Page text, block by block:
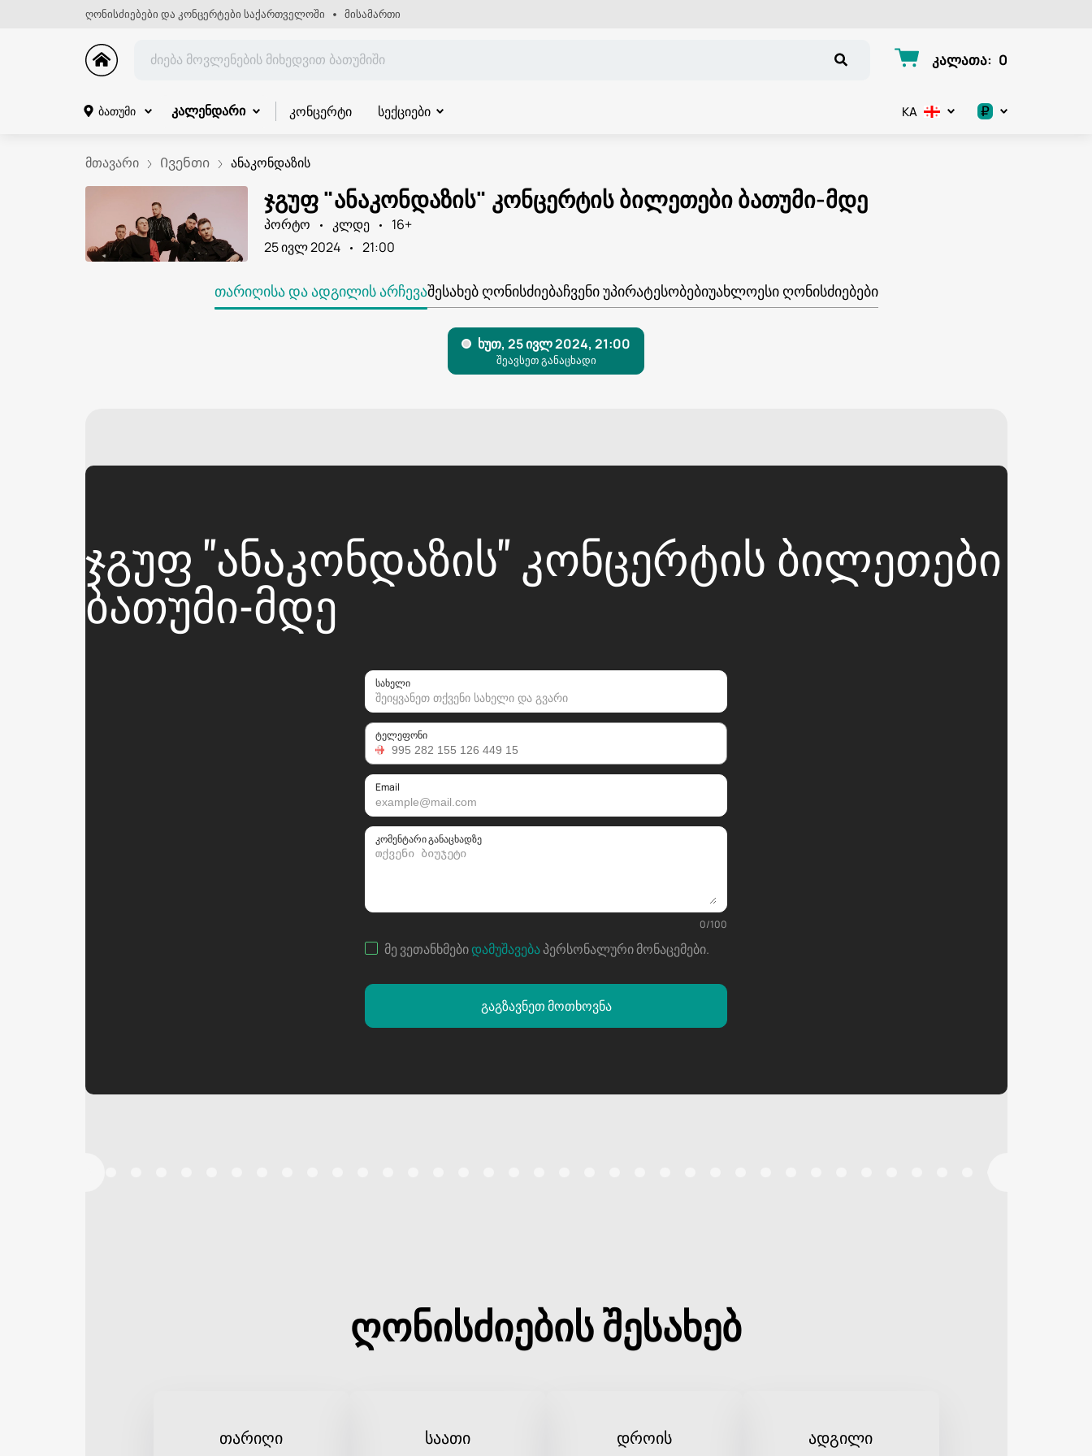
ღონისძიებები და კონცერტები საქართველოში მისამართი
კალათა: 0
ბათუმი კალენდარი კონცერტი სექციები KA ₽
მთავარი Ივენთი ანაკონდაზის
ჯგუფ "ანაკონდაზის" კონცერტის ბილეთები ბათუმი-მდე
პორტო კლდე
16+
25 ივლ 2024
21:00
ᲗᲐᲠᲘᲦᲘᲡᲐ ᲓᲐ ᲐᲓᲒᲘᲚᲘᲡ ᲐᲠᲩᲔᲕᲐᲨᲔᲡᲐᲮᲔᲑ ᲦᲝᲜᲘᲡᲫᲘᲔᲑᲐᲩᲕᲔᲜᲘ ᲣᲞᲘᲠᲐᲢᲔᲡᲝᲑᲔᲑᲘᲣᲐᲮᲚᲝᲔᲡᲘ ᲦᲝᲜᲘᲡᲫᲘᲔᲑᲔᲑᲘ
ᲯᲒᲣᲤ "ᲐᲜᲐᲙᲝᲜᲓᲐᲖᲘᲡ" ᲙᲝᲜᲪᲔᲠᲢᲘᲡ ᲑᲘᲚᲔᲗᲔᲑᲘ
ᲑᲐᲗᲣᲛᲘ-ᲛᲓᲔ
სახელი
ტელეფონი
Email
კომენტარი განაცხადზე
0/100
მე ვეთანხმებიდამუშავებაპერსონალური მონაცემები.
გაგზავნეთ მოთხოვნა
ღონისძიების შესახებ
თარიღი საათი
დროის
ადგილი